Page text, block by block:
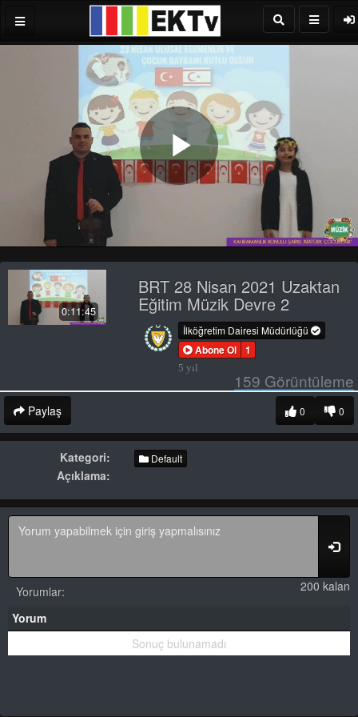
Play
Video
0:11:45
BRT 28 Nisan 2021 Uzaktan
Eğitim Müzik Devre 2
İlköğretim Dairesi Müdürlüğü
Abone Ol 1
5 yıl
159 Görüntüleme
Paylaş 0
0
Kategori: Default
Açıklama:
200 kalan
Yorumlar:
Yorum
Sonuç bulunamadı